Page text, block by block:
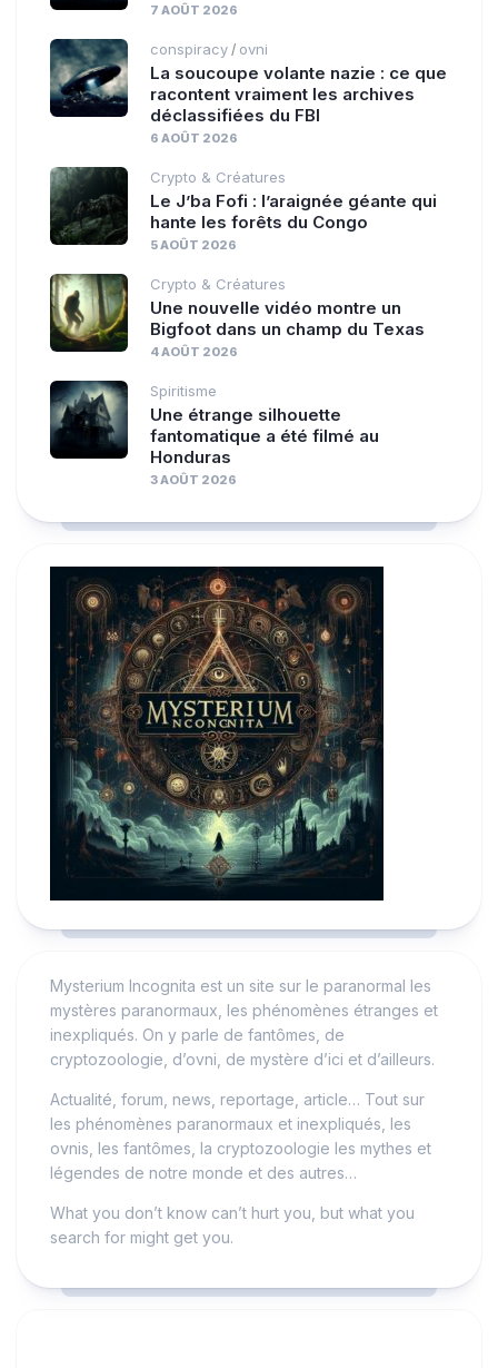
7 AOÛT 2026
conspiracy / ovni
La soucoupe volante nazie : ce que
racontent vraiment les archives
déclassifiées du FBI
6 AOÛT 2026
Crypto & Créatures
Le J’ba Fofi : l’araignée géante qui
hante les forêts du Congo
5 AOÛT 2026
Crypto & Créatures
Une nouvelle vidéo montre un
Bigfoot dans un champ du Texas
4 AOÛT 2026
Spiritisme
Une étrange silhouette
fantomatique a été filmé au
Honduras
3 AOÛT 2026
Mysterium Incognita est un site sur le paranormal les
mystères paranormaux, les phénomènes étranges et
inexpliqués. On y parle de fantômes, de
cryptozoologie, d’ovni, de mystère d’ici et d’ailleurs.
Actualité, forum, news, reportage, article… Tout sur
les phénomènes paranormaux et inexpliqués, les
ovnis, les fantômes, la cryptozoologie les mythes et
légendes de notre monde et des autres…
What you don’t know can’t hurt you, but what you
search for might get you.